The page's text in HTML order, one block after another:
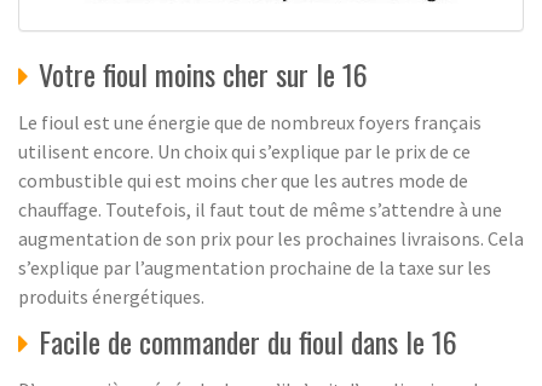
Votre fioul moins cher sur le 16
Le fioul est une énergie que de nombreux foyers français
utilisent encore. Un choix qui s’explique par le prix de ce
combustible qui est moins cher que les autres mode de
chauffage. Toutefois, il faut tout de même s’attendre à une
augmentation de son prix pour les prochaines livraisons. Cela
s’explique par l’augmentation prochaine de la taxe sur les
produits énergétiques.
Facile de commander du fioul dans le 16